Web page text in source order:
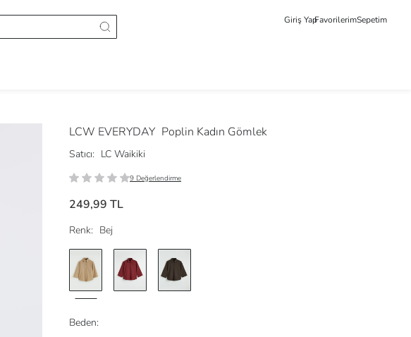
Giriş YapFavorilerimSepetim
LCW EVERYDAY Poplin Kadın Gömlek
Satıcı: LC Waikiki
9 Değerlendirme
249,99 TL
Renk: Bej
Beden: